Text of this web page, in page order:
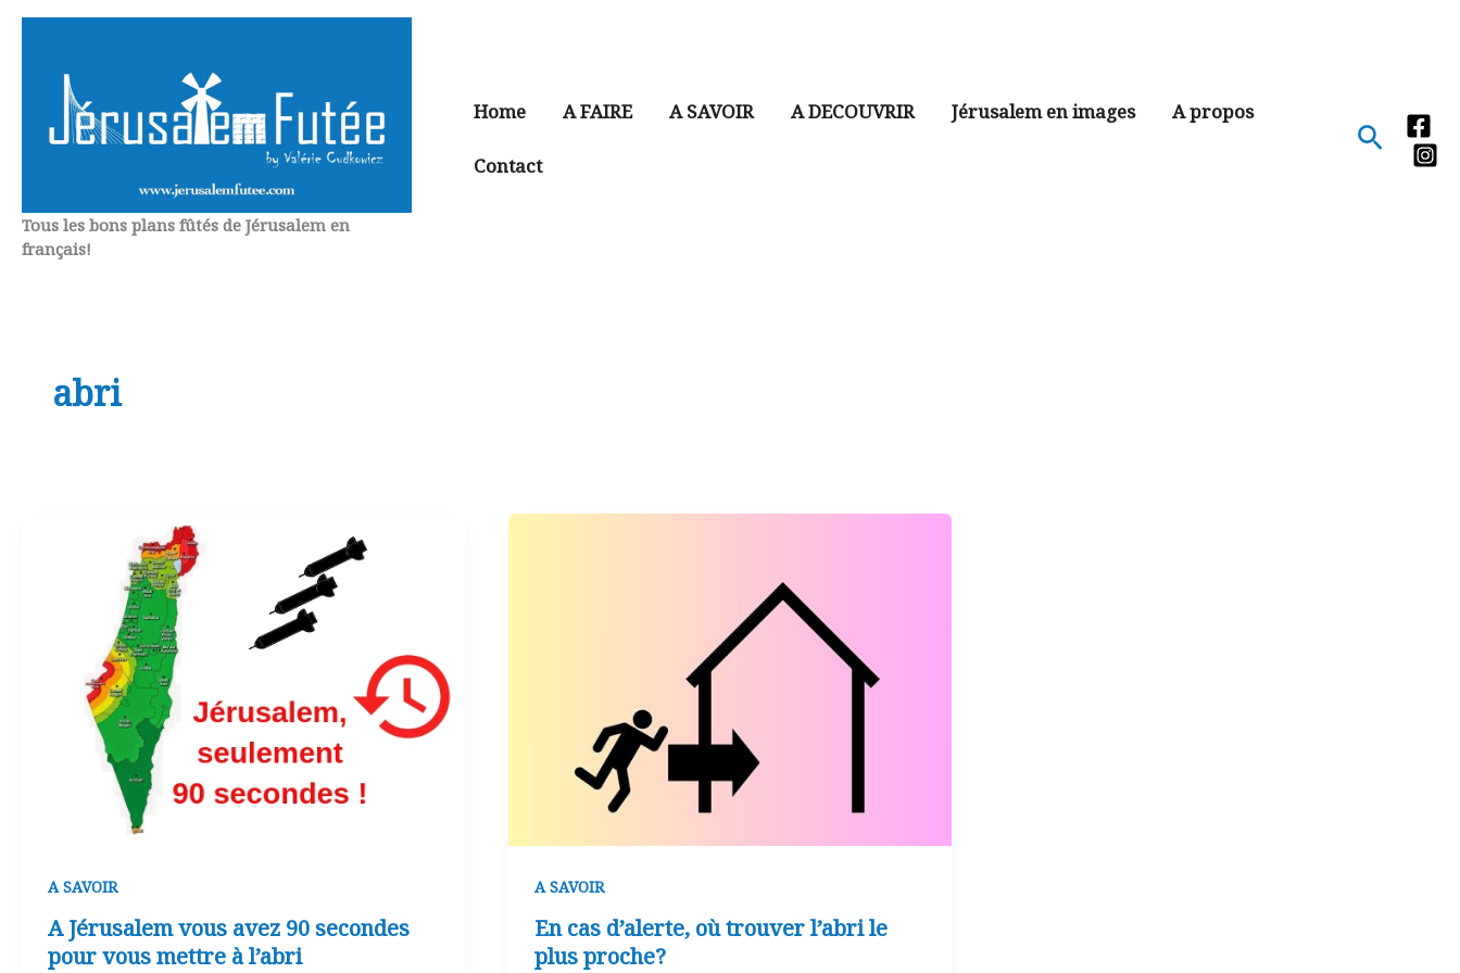
Aller
contenu
Tous les bons plans fûtés de Jérusalem en
français!
Home A FAIRE A SAVOIR A DECOUVRIR Jérusalem en images A propos
Contact
abri
A SAVOIR
A Jérusalem vous avez 90 secondes
pour vous mettre à l’abri
A SAVOIR
En cas d’alerte, où trouver l’abri le
plus proche?